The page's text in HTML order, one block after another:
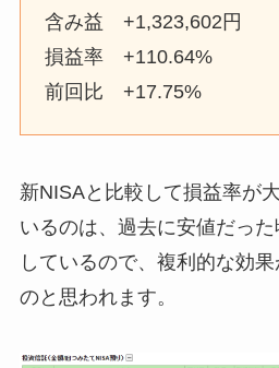
含み益 +1,323,602円
損益率 +110.64%
前回比 +17.75%
新NISAと比較して損益率が
いるのは、過去に安値だっ
しているので、複利的な効
のと思われます。